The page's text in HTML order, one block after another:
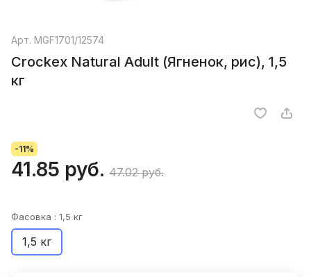
Арт. MGF1701/12574
Crockex Natural Adult (Ягненок, рис), 1,5
кг
-11%
41.85 руб. 47.02 руб.
Фасовка : 1,5 кг
1,5 кг